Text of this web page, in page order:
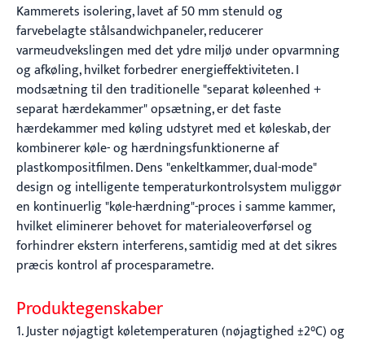
Kammerets isolering, lavet af 50 mm stenuld og
farvebelagte stålsandwichpaneler, reducerer
varmeudvekslingen med det ydre miljø under opvarmning
og afkøling, hvilket forbedrer energieffektiviteten. I
modsætning til den traditionelle "separat køleenhed +
separat hærdekammer" opsætning, er det faste
hærdekammer med køling udstyret med et køleskab, der
kombinerer køle- og hærdningsfunktionerne af
plastkompositfilmen. Dens "enkeltkammer, dual-mode"
design og intelligente temperaturkontrolsystem muliggør
en kontinuerlig "køle-hærdning"-proces i samme kammer,
hvilket eliminerer behovet for materialeoverførsel og
forhindrer ekstern interferens, samtidig med at det sikres
præcis kontrol af procesparametre.
Produktegenskaber
1. Juster nøjagtigt køletemperaturen (nøjagtighed ±2°C) og